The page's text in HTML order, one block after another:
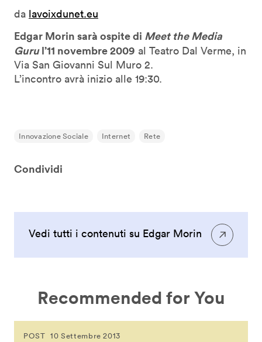
da lavoixdunet.eu
Edgar Morin sarà ospite di Meet the Media
Gurul’11 novembre 2009 al Teatro Dal Verme, in
Via San Giovanni Sul Muro 2.
L’incontro avrà inizio alle 19:30.
Innovazione Sociale Internet Rete
Condividi
Vedi tutti i contenuti su Edgar Morin
Recommended for You
POST 10 Settembre 2013